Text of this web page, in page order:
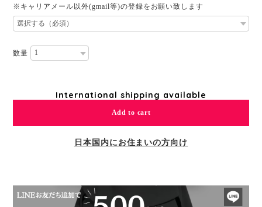
※キャリアメール以外(gmail等)の登録をお願い致します
数量
International shipping available
Add to cart
日本国内にお住まいの方向け